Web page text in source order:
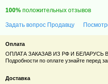
100% положительных отзывов
Задать вопрос Продавцу
Оплата
ОПЛАТА ЗАКАЗАВ ИЗ РФ И БЕЛАРУСЬ
Подробности по оплате узнайте перед
Доставка